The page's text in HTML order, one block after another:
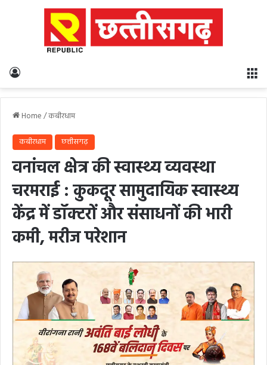
Home/कबीरधाम
कबीरधाम छत्तीसगढ़
वनांचल क्षेत्र की स्वास्थ्य व्यवस्था
चरमराई : कुकदूर सामुदायिक स्वास्थ्य
केंद्र में डॉक्टरों और संसाधनों की भारी
कमी, मरीज परेशान